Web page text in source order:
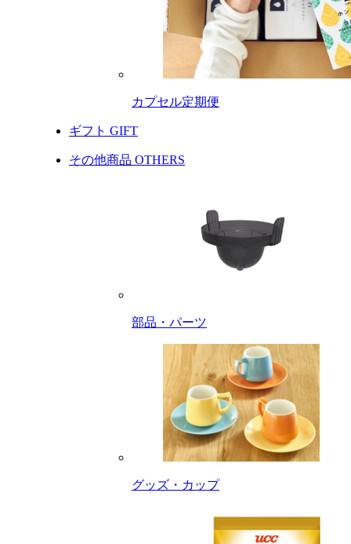
カプセル定期便
ギフト GIFT
その他商品 OTHERS
部品・パーツ
グッズ・カップ